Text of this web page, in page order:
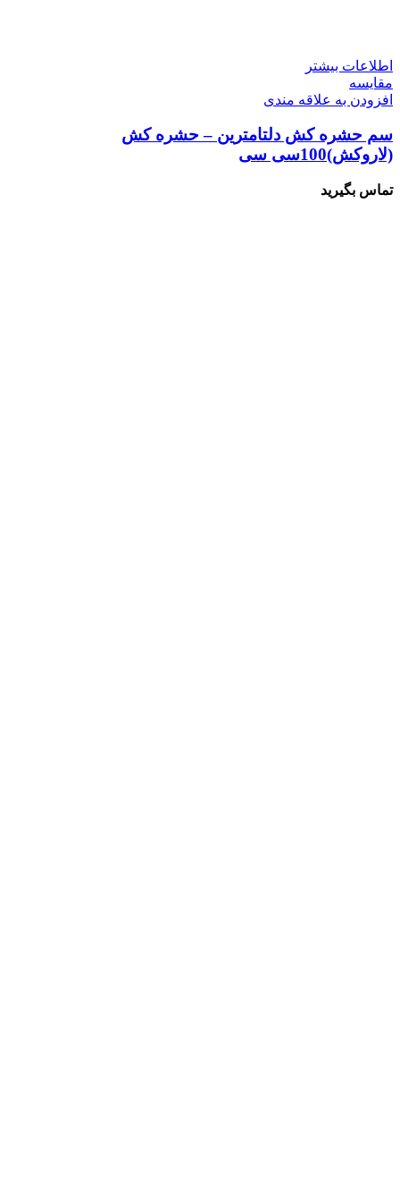
اطلاعات بیشتر
مقایسه
افزودن به علاقه مندی
سم حشره کش دلتامترین – حشره کش
(لاروکش)100سی سی
تماس بگیرید